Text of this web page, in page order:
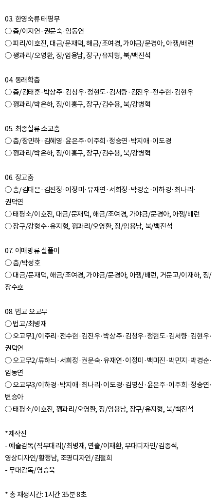
03. 한영숙류 태평무
○ 춤/이지연·권문숙·임동연
○ 피리/이호진, 대금/문재덕, 해금/조여경, 가야금/문경아, 아쟁/배런
○ 꽹과리/오영환, 징/임용남, 장구/유지형, 북/백진석
04. 동래학춤
○ 춤/김태훈·박상주·김청우·정현도·김서량·김진우·전수현·김현우
○ 꽹과리/박은하, 징/이홍구, 장구/김수용, 북/강병혁
05. 최종실류 소고춤
○ 춤/장민하·김혜영·윤은주·이주희·정승연·박지애·이도경
○ 꽹과리/박은하, 징/이홍구, 장구/김수용, 북/강병혁
06. 장고춤
○ 춤/김태은·김진정·이정미·유재연·서희정·박경순·이하경·최나리·
권덕연
○ 태평소/이호진, 대금/문재덕, 해금/조여경, 가야금/문경아, 아쟁/배런
○ 장구/강형수·유지형, 꽹과리/오영환, 징/임용남, 북/백진석
07. 이매방류 살풀이
○ 춤/박성호
○ 대금/문재덕, 해금/조여경, 가야금/문경아, 아쟁/배런, 거문고/이재하, 징/
장수호
08. 법고 오고무
○ 법고/최병재
○ 오고무1/이주리·전수현·김진우·박상주·김청우·정현도·김서량·김현우·
권덕연
○ 오고무2/류하늬·서희정·권문숙·유재연·이정미·백미진·박민지·박경순·
임동연
○ 오고무3/이하경·박지애·최나리·이도경·김영신·윤은주·이주희·정승연·
변승아
○ 태평소/이호진, 꽹과리/오영환, 징/임용남, 장구/유지형, 북/백진석
*제작진
- 예술감독(직무대리)/최병재, 연출/이재환, 무대디자인/김종석,
영상디자인/황정남, 조명디자인/김철희
- 무대감독/염승욱
* 총 재생시간: 1시간 35분 8초